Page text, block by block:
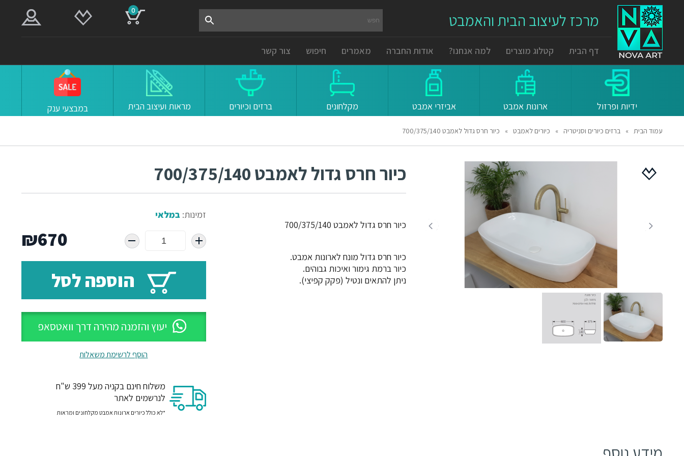
מרכז לעיצוב הבית והאמבט 0
דף הבית קטלוג מוצרים למה אנחנו? אודות החברה מאמרים חיפוש צור קשר
ידיות ופרזול ארונות אמבט אביזרי אמבט מקלחונים ברזים וכיורים מראות ועיצוב הבית במבצעי ענק
עמוד הבית » ברזים כיורים וסניטריה » כיורים לאמבט » כיור חרס גדול לאמבט 700/375/140
כיור חרס גדול לאמבט 700/375/140
כיור חרס גדול לאמבט 700/375/140
כיור חרס גדול מונח לארונות אמבט.
כיור ברמת גימור ואיכות גבוהים.
ניתן להתאים ונטיל (פקק קפיצי).
זמינות:במלאי
₪670
הוספה לסל
יעוץ והזמנה מהירה דרך וואטסאפ
הוסף לרשימת משאלות
משלוח חינם בקניה מעל 399 ש"ח
לנרשמים לאתר
*לא כולל כיורים ארונות אמבט מקלחונים ומראות